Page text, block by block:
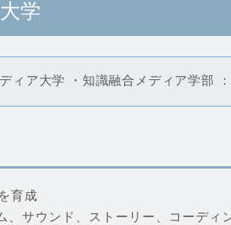
学
ィア大学
・知識融合メディア学部
育成
、サウンド、ストーリー、コーディ